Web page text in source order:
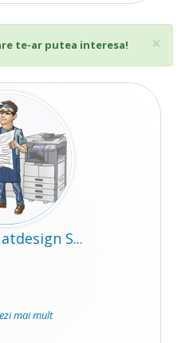
×
te-ar putea interesa!
S...
mai mult